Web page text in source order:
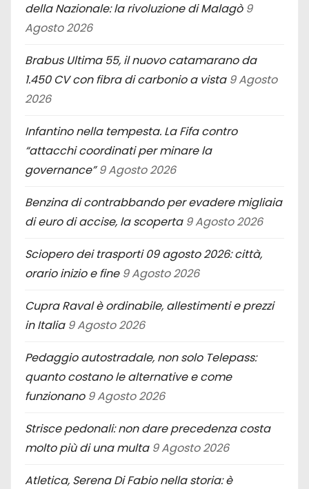
della Nazionale: la rivoluzione di Malagò 9
Agosto 2026
Brabus Ultima 55, il nuovo catamarano da
1.450 CV con fibra di carbonio a vista 9 Agosto
2026
Infantino nella tempesta. La Fifa contro
“attacchi coordinati per minare la
governance” 9 Agosto 2026
Benzina di contrabbando per evadere migliaia
di euro di accise, la scoperta 9 Agosto 2026
Sciopero dei trasporti 09 agosto 2026: città,
orario inizio e fine 9 Agosto 2026
Cupra Raval è ordinabile, allestimenti e prezzi
in Italia 9 Agosto 2026
Pedaggio autostradale, non solo Telepass:
quanto costano le alternative e come
funzionano 9 Agosto 2026
Strisce pedonali: non dare precedenza costa
molto più di una multa 9 Agosto 2026
Atletica, Serena Di Fabio nella storia: è